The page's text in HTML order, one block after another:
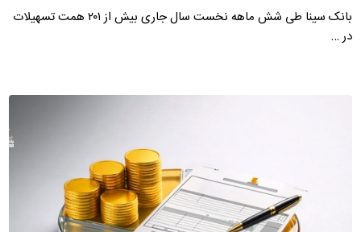
بانک سینا طی شش ماهه نخست سال جاری بیش از ۲۰۱ همت تسهیلات
در …